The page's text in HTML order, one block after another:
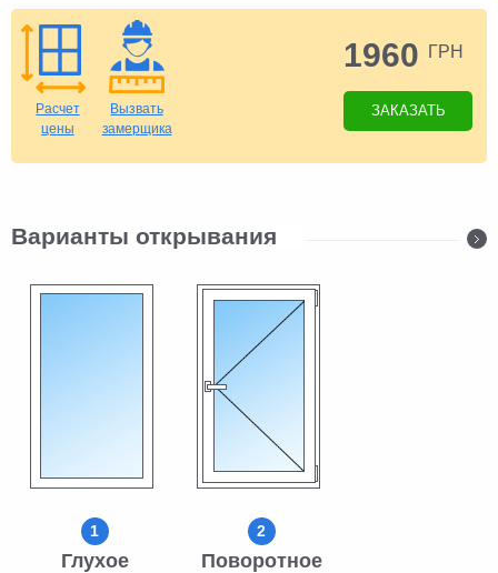
Расчет
цены
Вызвать
замерщика
1960 ГРН
ЗАКАЗАТЬ
Варианты открывания
1
Глухое
2
Поворотное